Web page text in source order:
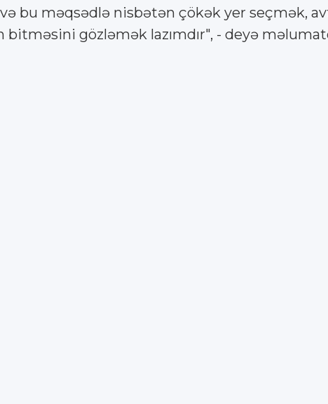
bu məqsədlə nisbətən çökək yer seçmək,
bitməsini gözləmək lazımdır", - deyə